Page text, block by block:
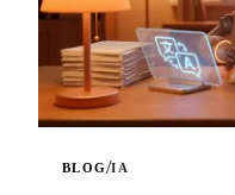
BLOG/IA